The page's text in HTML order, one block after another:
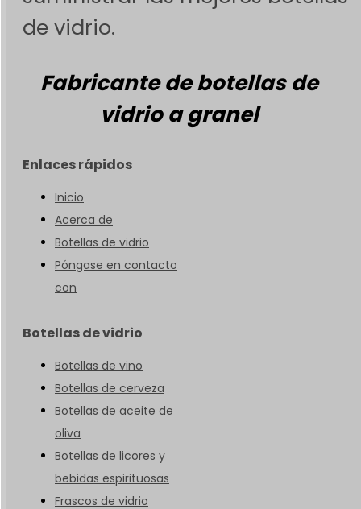
de vidrio.
Fabricante de botellas de
vidrio a granel
Enlaces rápidos
Inicio
Acerca de
Botellas de vidrio
Póngase en contacto
con
Botellas de vidrio
Botellas de vino
Botellas de cerveza
Botellas de aceite de
oliva
Botellas de licores y
bebidas espirituosas
Frascos de vidrio